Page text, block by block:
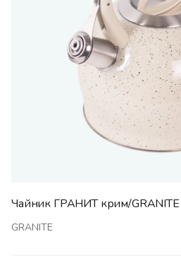
Чайник ГРАНИТ крим/GRANITE
GRANITE